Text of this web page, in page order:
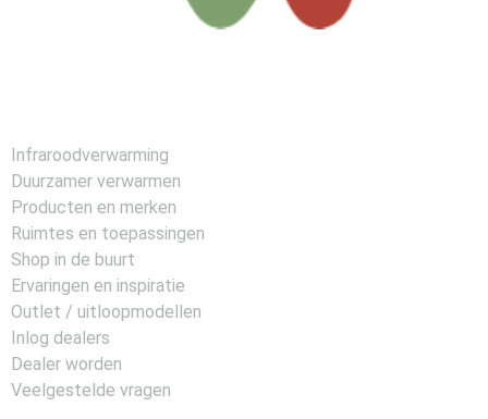
Infraroodverwarming
Duurzamer verwarmen
Producten en merken
Ruimtes en toepassingen
Shop in de buurt
Ervaringen en inspiratie
Outlet / uitloopmodellen
Inlog dealers
Dealer worden
Veelgestelde vragen